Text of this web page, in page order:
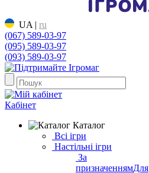
UA | ru
(067) 589-03-97
(095) 589-03-97
(093) 589-03-97
Кабінет
Каталог
Всі ігри
Настільні ігри
За
призначеннямДля